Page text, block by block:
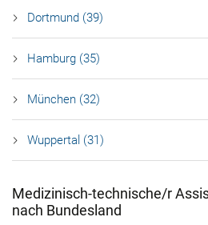
Dortmund (39)
Hamburg (35)
München (32)
Wuppertal (31)
Medizinisch-technische/r
nach Bundesland